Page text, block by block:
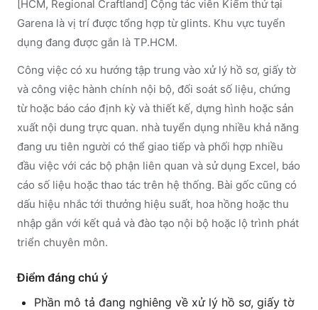
[HCM, Regional Craftland] Cộng tác viên Kiểm thử tại
Garena là vị trí được tổng hợp từ glints. Khu vực tuyển
dụng đang được gắn là TP.HCM.
Công việc có xu hướng tập trung vào xử lý hồ sơ, giấy tờ
và công việc hành chính nội bộ, đối soát số liệu, chứng
từ hoặc báo cáo định kỳ và thiết kế, dựng hình hoặc sản
xuất nội dung trực quan. nhà tuyển dụng nhiều khả năng
đang ưu tiên người có thể giao tiếp và phối hợp nhiều
đầu việc với các bộ phận liên quan và sử dụng Excel, báo
cáo số liệu hoặc thao tác trên hệ thống. Bài gốc cũng có
dấu hiệu nhắc tới thưởng hiệu suất, hoa hồng hoặc thu
nhập gắn với kết quả và đào tạo nội bộ hoặc lộ trình phát
triển chuyên môn.
Điểm đáng chú ý
Phần mô tả đang nghiêng về xử lý hồ sơ, giấy tờ